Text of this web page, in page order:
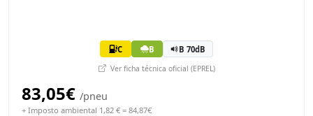
C B B 70dB
Ver ficha técnica oficial (EPREL)
83,05€ /pneu
+ Imposto ambiental 1,82 € = 84,87€